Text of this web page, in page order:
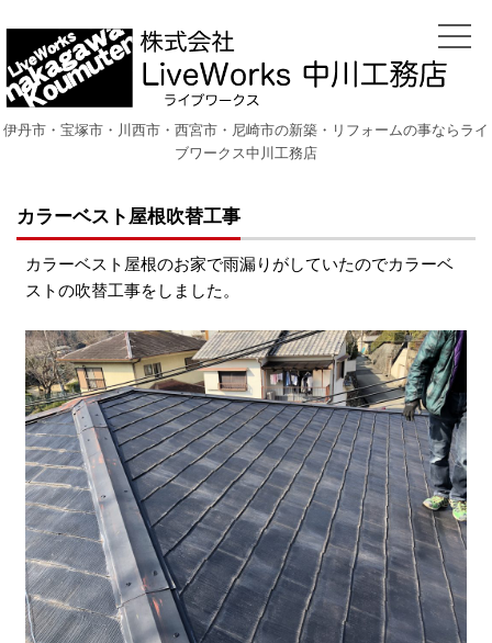
伊丹市・宝塚市・川西市・西宮市・尼崎市の新築・リフォームの事ならライ
ブワークス中川工務店
カラーベスト屋根吹替工事
カラーベスト屋根のお家で雨漏りがしていたのでカラーベ
ストの吹替工事をしました。